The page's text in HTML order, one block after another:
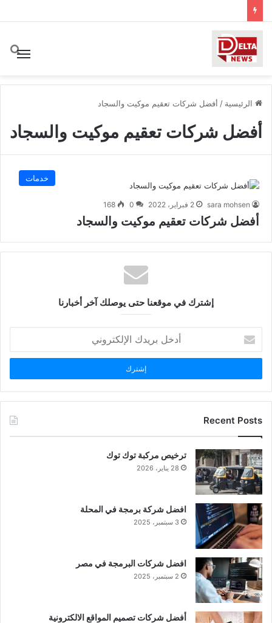
الرئيسية / أفضل شركات تعقيم موكيت والسجاد
أفضل شركات تعقيم موكيت والسجاد
خدمات
sara mohsen 2 فبراير، 2022 0
168
أفضل شركات تعقيم موكيت والسجاد
إشترك في موقعنا حتى يوصلك آخر أخبارنا
بريدك
الإلكتروني
Recent Posts
ترخيص مركبة توك توك
28 يناير، 2026
افضل شركة برمجة في المحلة
3 سبتمبر، 2025
افضل شركات البرمجة في مصر
2 سبتمبر، 2025
أفضل شركات تصميم المواقع الالكترونية